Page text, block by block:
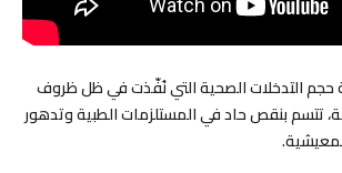
التدخلات الصحية التي نُفّذت في ظل ظروف
تتسم بنقص حاد في المستلزمات الطبية وتدهور